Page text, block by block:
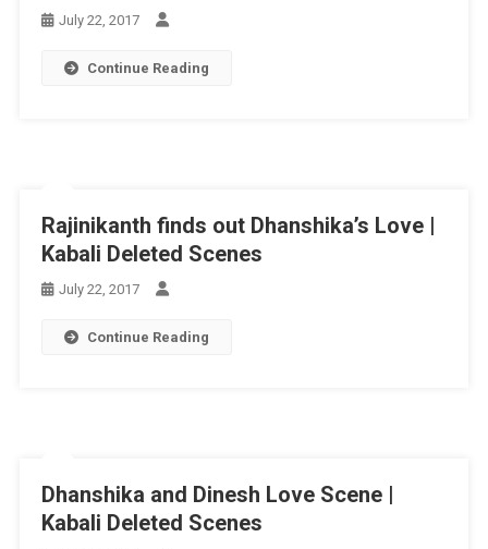
July 22, 2017
Continue Reading
Rajinikanth finds out Dhanshika’s Love |
Kabali Deleted Scenes
July 22, 2017
Continue Reading
Dhanshika and Dinesh Love Scene |
Kabali Deleted Scenes